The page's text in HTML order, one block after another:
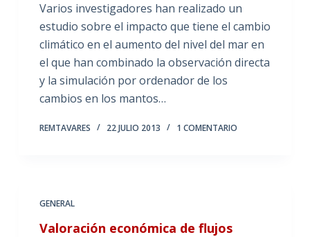
Varios investigadores han realizado un
estudio sobre el impacto que tiene el cambio
climático en el aumento del nivel del mar en
el que han combinado la observación directa
y la simulación por ordenador de los
cambios en los mantos…
REMTAVARES 22 JULIO 2013 1 COMENTARIO
GENERAL
Valoración económica de flujos